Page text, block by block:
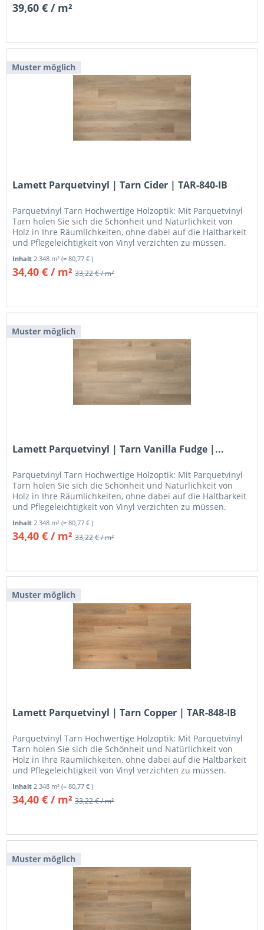
39,60 € / m²
Muster möglich
Lamett Parquetvinyl | Tarn Cider | TAR-840-IB
Parquetvinyl Tarn Hochwertige Holzoptik: Mit Parquetvinyl
Tarn holen Sie sich die Schönheit und Natürlichkeit von
Holz in Ihre Räumlichkeiten, ohne dabei auf die Haltbarkeit
und Pflegeleichtigkeit von Vinyl verzichten zu müssen.
Inhalt 2.348 m²(= 80,77 € )
34,40 € / m² 33,22 € / m²
Muster möglich
Lamett Parquetvinyl | Tarn Vanilla Fudge |...
Parquetvinyl Tarn Hochwertige Holzoptik: Mit Parquetvinyl
Tarn holen Sie sich die Schönheit und Natürlichkeit von
Holz in Ihre Räumlichkeiten, ohne dabei auf die Haltbarkeit
und Pflegeleichtigkeit von Vinyl verzichten zu müssen.
Inhalt 2.348 m²(= 80,77 € )
34,40 € / m² 33,22 € / m²
Muster möglich
Lamett Parquetvinyl | Tarn Copper | TAR-848-IB
Parquetvinyl Tarn Hochwertige Holzoptik: Mit Parquetvinyl
Tarn holen Sie sich die Schönheit und Natürlichkeit von
Holz in Ihre Räumlichkeiten, ohne dabei auf die Haltbarkeit
und Pflegeleichtigkeit von Vinyl verzichten zu müssen.
Inhalt2.348 m²(= 80,77 € )
34,40 € / m² 33,22 € / m²
Muster möglich